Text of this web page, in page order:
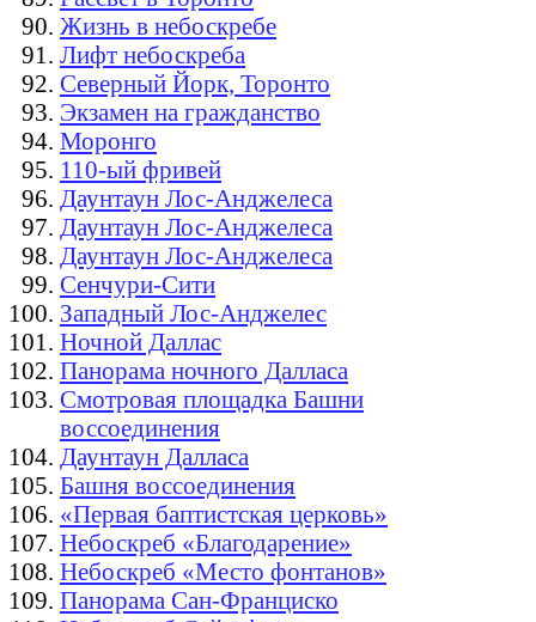
Жизнь в небоскребе
Лифт небоскреба
Северный Йорк, Торонто
Экзамен на гражданство
Моронго
110-ый фривей
Даунтаун Лос-Анджелеса
Даунтаун Лос-Анджелеса
Даунтаун Лос-Анджелеса
Сенчури-Сити
Западный Лос-Анджелес
Ночной Даллас
Панорама ночного Далласа
Смотровая площадка Башни
воссоединения
Даунтаун Далласа
Башня воссоединения
«Первая баптистская церковь»
Небоскреб «Благодарение»
Небоскреб «Место фонтанов»
Панорама Сан-Франциско